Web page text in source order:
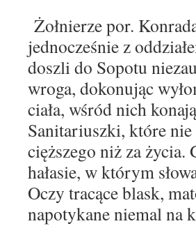
Żołnierze por.
jednocześniez
doszli do Sopotu nieza
wroga, dokonując
ciała, wśród nich
Sanitariuszki, które nie
cięższego niż za życia.
hałasie, w którym
Oczy tracące blask,
napotykane niemal na